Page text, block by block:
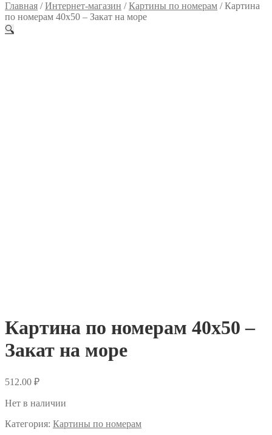
Главная /Интернет-магазин /Картины по номерам /Картина
по номерам 40х50 – Закат на море
🔍
Картина по номерам 40х50 –
Закат на море
512.00 ₽
Нет в наличии
Категория: Картины по номерам